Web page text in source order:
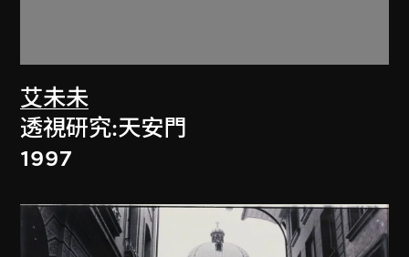
艾未未
透視研究:天安門
1997